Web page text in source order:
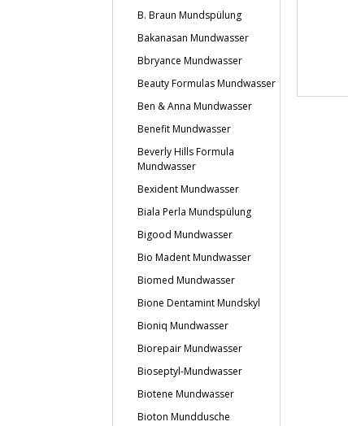
B. Braun Mundspülung
Bakanasan Mundwasser
Bbryance Mundwasser
Beauty Formulas Mundwasser
Ben & Anna Mundwasser
Benefit Mundwasser
Beverly Hills Formula
Mundwasser
Bexident Mundwasser
Biala Perla Mundspülung
Bigood Mundwasser
Bio Madent Mundwasser
Biomed Mundwasser
Bione Dentamint Mundskyl
Bioniq Mundwasser
Biorepair Mundwasser
Bioseptyl-Mundwasser
Biotene Mundwasser
Bioton Munddusche